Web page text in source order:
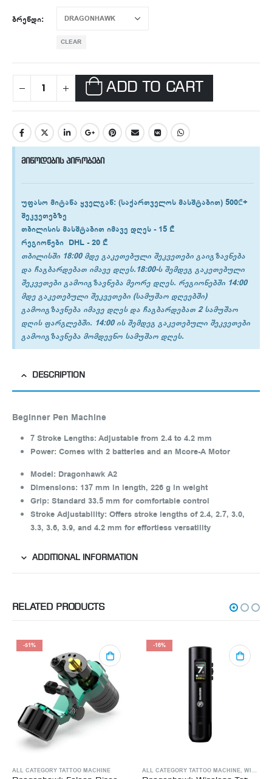
ᲑᲠᲔᲜᲓᲘ
CLEAR
ADD TO CART
მიწოდების პირობები
უფასო მიტანა ყველგან: (საქართველოს მასშტაბით) 500₾+
შეკვეთებზე
თბილისის მასშტაბით იმავე დღეს -15 ₾
რეგიონები DHL -20 ₾
თბილისში 18:00 მდე გაკეთებული შეკვეთები გაიგზავნება
და ჩაგბარდებათ იმავე დღეს.18:00-ს შემდეგ გაკეთებული
შეკვეთები გამოიგზავნება მეორე დღეს. რეგიონებში 14:00
მდე გაკეთებული შეკვეთები (სამუშაო დღეებში)
გამოიგზავნება იმავე დღეს და ჩაგბარდებათ 2 სამუშაო
დღის ფარგლებში. 14:00 ის შემდეგ გაკეთებული შეკვეთები
გამოიგზავნება მომდევნო სამუშაო დღეს.
DESCRIPTION
Beginner Pen Machine
7 Stroke Lengths: Adjustable from 2.4 to 4.2 mm
Power: Comes with 2 batteries and an Mcore-A Motor
Model: Dragonhawk A2
Dimensions: 137 mm in length, 226 g in weight
Grip: Standard 33.5 mm for comfortable control
Stroke Adjustability: Offers stroke lengths of 2.4, 2.7, 3.0,
3.3, 3.6, 3.9, and 4.2 mm for effortless versatility
ADDITIONAL INFORMATION
RELATED PRODUCTS
MACHINE
-51%
ALL CATEGORY TATTOO MACHINE
-16%
ALL CATEGORY TATTOO MACHINE, WIRELESS TATTOO MACHINE